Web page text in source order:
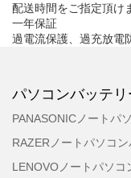
配送時間をご指定頂け
一年保証
過電流保護、過充放電
パソコンバッテリ
PANASONICノートパ
RAZERノートパソコ
LENOVOノートパソコ